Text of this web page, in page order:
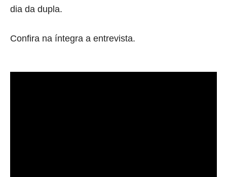
dia da dupla.
Confira na íntegra a entrevista.